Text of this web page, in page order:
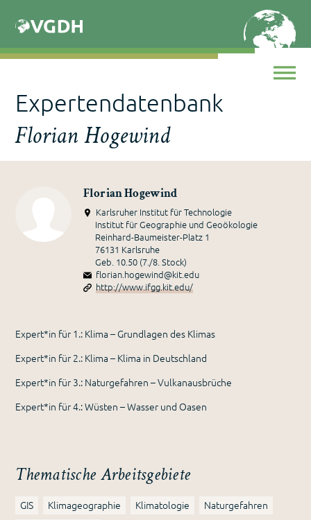
content
Expertendatenbank
Florian Hogewind
Florian Hogewind
Karlsruher Institut für Technologie
Institut für Geographie und Geoökologie
Reinhard-Baumeister-Platz 1
76131 Karlsruhe
Geb. 10.50 (7./8. Stock)
florian.hogewind@kit.edu
http://www.ifgg.kit.edu/
Expert*in für 1.: Klima – Grundlagen des Klimas
Expert*in für 2.: Klima – Klima in Deutschland
Expert*in für 3.: Naturgefahren – Vulkanausbrüche
Expert*in für 4.: Wüsten – Wasser und Oasen
Thematische Arbeitsgebiete
GIS Klimageographie Klimatologie
Naturgefahren